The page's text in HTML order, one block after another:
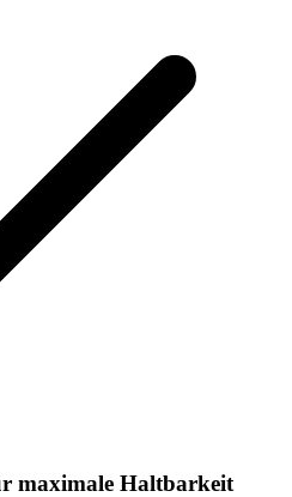
maximale Haltbarkeit